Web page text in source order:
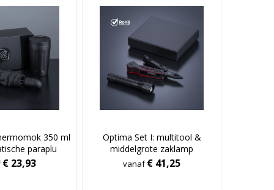
350 ml
paraplu
€ 23,93
Optima Set I: multitool &
middelgrote zaklamp
vanaf€ 41,25